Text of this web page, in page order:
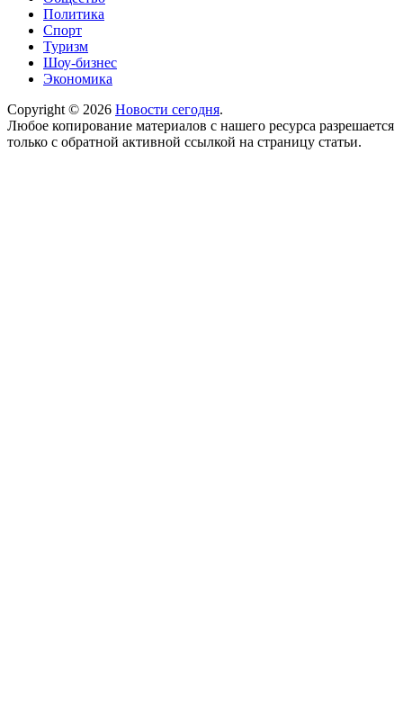
Политика
Спорт
Туризм
Шоу-бизнес
Экономика
Copyright © 2026 Новости сегодня.
Любое копирование материалов с нашего ресурса разрешается
только с обратной активной ссылкой на страницу статьи.